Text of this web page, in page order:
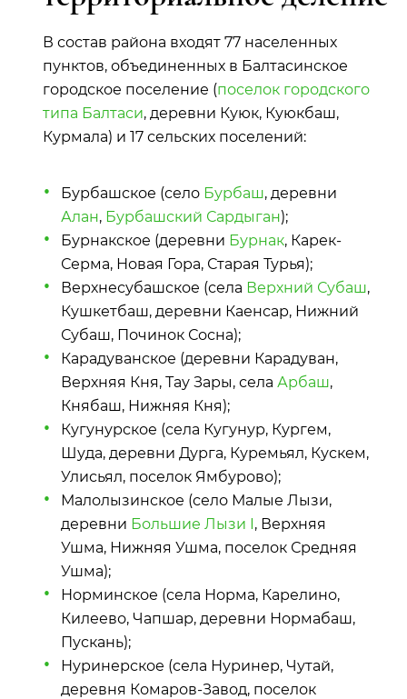
В состав района входят 77 населенных
пунктов, объединенных в Балтасинское
городское поселение (поселок городского
типа Балтаси, деревни Куюк, Куюкбаш,
Курмала) и 17 сельских поселений:
Бурбашское (село Бурбаш, деревни
Алан, Бурбашский Сардыган);
Бурнакское (деревни Бурнак, Карек-
Серма, Новая Гора, Старая Турья);
Верхнесубашское (села Верхний Субаш,
Кушкетбаш, деревни Каенсар, Нижний
Субаш, Починок Сосна);
Карадуванское (деревни Карадуван,
Верхняя Кня, Тау Зары, села Арбаш,
Княбаш, Нижняя Кня);
Кугунурское (села Кугунур, Кургем,
Шуда, деревни Дурга, Куремьял, Кускем,
Улисьял, поселок Ямбурово);
Малолызинское (село Малые Лызи,
деревни Большие Лызи I, Верхняя
Ушма, Нижняя Ушма, поселок Средняя
Ушма);
Норминское (села Норма, Карелино,
Килеево, Чапшар, деревни Нормабаш,
Пускань);
Нуринерское (села Нуринер, Чутай,
деревня Комаров-Завод, поселок